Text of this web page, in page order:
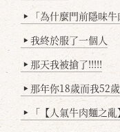
▶ 「為什麼門前隱味牛肉
▶ 我終於服了一個人
▶ 那天我被搶了!!!!!
▶ 那年你18歲而我52歲
▶ 「【人氣牛肉麵之亂】